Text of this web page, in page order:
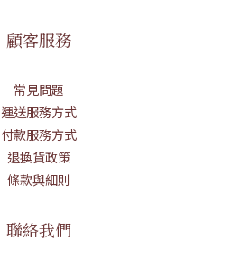
顧客服務
常見問題
運送服務方式
付款服務方式
退換貨政策
條款與細則
聯絡我們